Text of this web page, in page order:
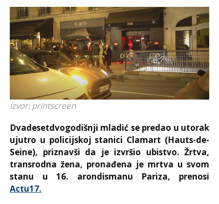
izvor: printscreen
Dvadesetdvogodišnji mladić se predao u utorak
ujutro u policijskoj stanici Clamart (Hauts-de-
Seine), priznavši da je izvršio ubistvo. Žrtva,
transrodna žena, pronađena je mrtva u svom
stanu u 16. arondismanu Pariza, prenosi
Actu17.